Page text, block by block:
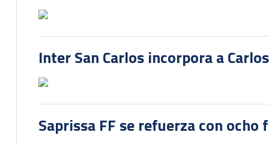
Inter San Carlos incorpora a
Saprissa FF se refuerza con